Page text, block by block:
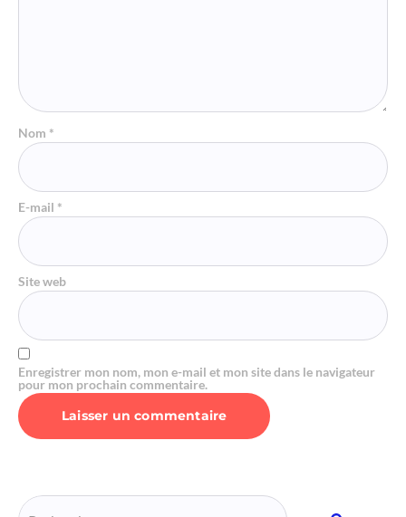
Nom *
E-mail *
Site web
Enregistrer mon nom, mon e-mail et mon site dans le navigateur
pour mon prochain commentaire.